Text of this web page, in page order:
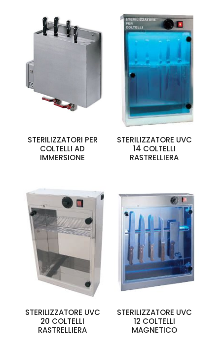
STERILIZZATORI PER
COLTELLI AD
IMMERSIONE
STERILIZZATORE UVC
14 COLTELLI
RASTRELLIERA
STERILIZZATORE UVC
20 COLTELLI
RASTRELLIERA
STERILIZZATORE UVC
12 COLTELLI
MAGNETICO